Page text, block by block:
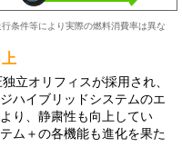
条件等により実際の燃料消費率は異な
立オリフィスが採用され、
ハイブリッドシステムのエ
り、静粛性も向上してい
ム＋の各機能も進化を果た